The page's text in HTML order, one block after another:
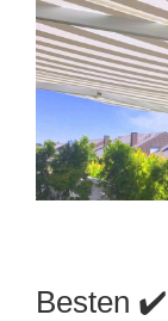
Besten